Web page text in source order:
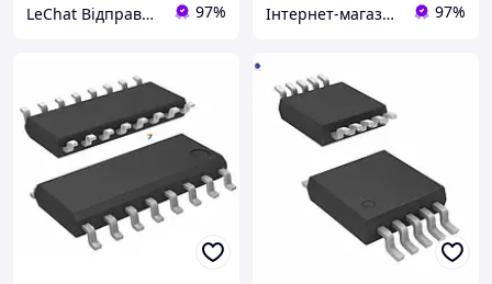
LeChat Відправка від 1 до 5 днів! На деякі товари може бути передплата! 97% Інтернет-магазин ЗНАКОМО! Відправка від 1 до 5 днів! На деякі товари може бути передплата! 97%